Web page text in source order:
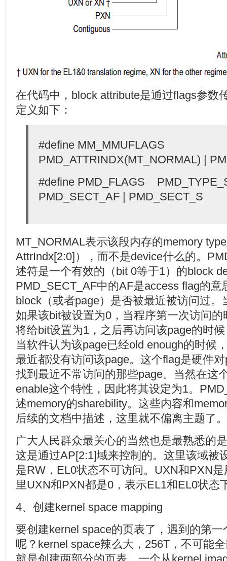
在代码中，block attribute是通过flags参数
定义如下：
#define MM_MMUFLAGS
PMD_ATTRINDX(MT_NORMAL) |
#define PMD_FLAGS
PMD_SECT_AF | PMD_SECT_S
MT_NORMAL表示该段内存的memory
AttrIndx[2:0]），而不是device什么的。
述符是一个有效的（bit 0等于1）的block
PMD_SECT_AF中的AF是access flag的意
block（或者page）是否被最近被访问过
如果该bit被设置为0，当程序第一次访问
将给bit设置为1，之后再访问该page的时
当软件认为该page已经old enough的时候
最近都没有访问该page。这个flag是硬件
找到最近不常访问的那些page。当然在这
enable这个特性，因此将其设定为1。
述memory的sharebility。这些内容和
后续的文档中描述，这里就不偏离主题了。
广大人民群众最关心的当然也是最熟悉的
这是通过AP[2:1]域来控制的。这里该域被
是RW，EL0状态不可访问。UXN和PXN
里UXN和PXN都是0，表示EL1和EL0状态
4、创建kernel space mapping
要创建kernel space的页表了，遇到的第
呢？kernel space辣么大，256T，不可能